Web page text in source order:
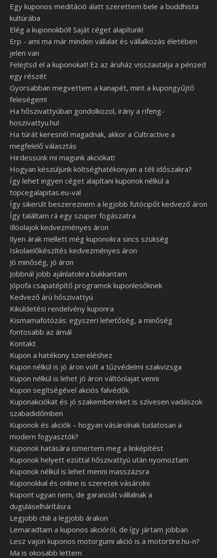
Egy kuponos meditáció alatt szerettem bele a buddhista
kultúrába
Elég a kuponokból! Saját céget alapítunk!
Erp - ami ma már minden vállalat és vállalkozás életében
jelen van
Felejtsd el a kuponokat! Ez az áruház visszautalja a pénzed
egy részét
Gyorsabban megvettem a kanapét, mint a kupongyűjtő
feleségem!
Ha hőszivattyúban gondolkozol, irány a rifeng-
hoszivattyu.hu!
Ha túrát keresnél magadnak, akkor a Cultractive a
megfelelő választás
Hirdessünk mi magunk akciókat!
Hogyan készüljünk költséghatékonyan a téli időszakra?
Így lehet ingyen céget alapítani kuponok nélkül a
topcegalapitas.eu-val
Így sikerült beszereznem a legjobb futócipőt kedvező áron
Így találtam rá egy szuper fogászatra
Illóolajok kedvezményes áron
Ilyen árak mellett még kuponokra sincs szükség
Iskolaelőkészítés kedvezményes áron
Jó minőség, jó áron
Jobbnál jobb ajánlatokra bukkantam
Jópofa csapatépítő programok kuponlesőknek
Kedvező árú hőszivattyú
Kiküldetési rendelvény kuponra
Kismamafotózás: egyszeri lehetőség, a minőség
fontosabb az árnál
Kontakt
Kupon a hatékony szereléshez
Kupon nélkül is jó áron volt a tűzvédelmi szakvizsga
Kupon nélkül is lehet jó áron váltóolajat venni
Kupon segítségével akciós falvédők
Kuponakciókat és jó szakembereket is szívesen vadászok
szabadidőmben
Kuponok és akciók – hogyan vásárolnak tudatosan a
modern fogyasztók?
Kuponok hatására ismertem meg a linképítést
Kuponok helyett ezúttal hőszivattyú után nyomoztam
Kuponok nélkül is lehet menni masszázsra
Kuponokkal és online is szeretek vásárolni
Kupont ugyan nem, de garanciát vállalnak a
duguláselhárításra
Legjobb chili a legjobb árakon
Lemaradtam a kuponos akcióról, de így jártam jobban
Lesz vajon kuponos motorgumi akció is a motortire.hu-n?
Ma is okosabb lettem